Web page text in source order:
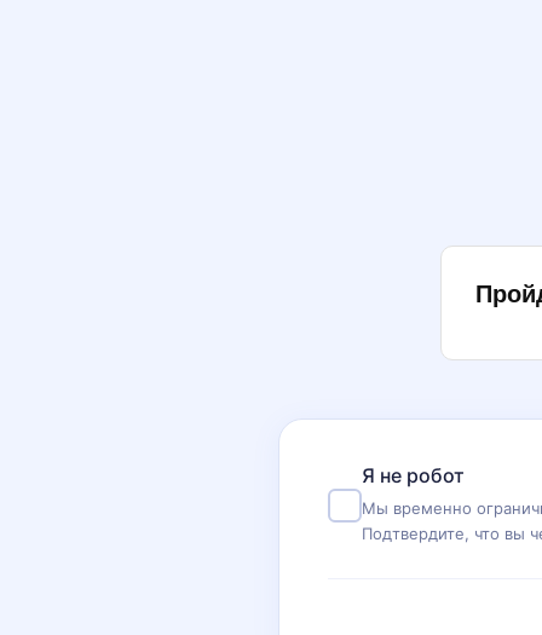
Я не робот
Мы временно
Подтвердите, что вы